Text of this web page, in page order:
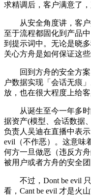
求精调后，客户满意了，
从安全角度讲，客户
至于流程都固化到产品
到提示词中。无论是晓
关心方舟是如何保证这
回到方舟的安全方案
户数据实现「会话无痕
放，也在很大程度上给
从诞生至今一年多时
据资产(模型、会话数据
负责人吴迪在直播中表
evil（不作恶）。这意味
何方一旦做恶（违反方
被用户或者方舟的安全团
不过，Dont be evil 只
看，Cant be evil 才是火